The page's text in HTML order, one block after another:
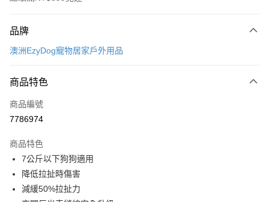
信用卡一次付款
LINE Pay
Apple Pay
悠遊付
ATM付款
品牌
澳洲EzyDog寵物居家戶外用品
商品特色
商品編號
7786974
商品特色
7公斤以下狗狗適用
降低拉扯時傷害
減緩50%拉扯力